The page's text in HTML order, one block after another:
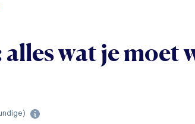
wat je moet